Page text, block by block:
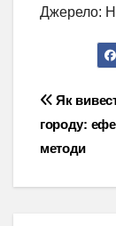
Джерело:
Як
городу:
методи